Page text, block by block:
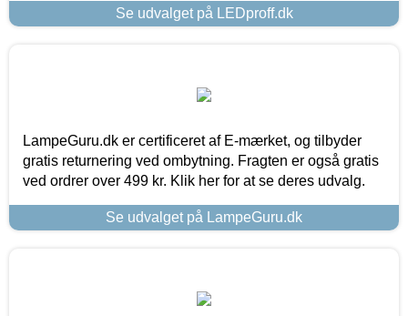
Se udvalget på LEDproff.dk
LampeGuru.dk er certificeret af E-mærket, og tilbyder
gratis returnering ved ombytning. Fragten er også gratis
ved ordrer over 499 kr. Klik her for at se deres udvalg.
Se udvalget på LampeGuru.dk